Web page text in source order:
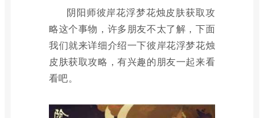
阴阳师彼岸花浮梦花烛皮肤获取攻
略这个事物，许多朋友不太了解，下面
我们就来详细介绍一下彼岸花浮梦花烛
皮肤获取攻略，有兴趣的朋友一起来看
看吧。